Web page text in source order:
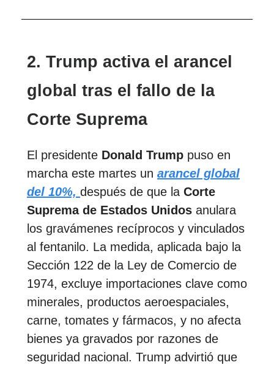
2. Trump activa el arancel
global tras el fallo de la
Corte Suprema
El presidente Donald Trump puso en
marcha este martes un arancel global
del 10%, después de que la Corte
Suprema de Estados Unidos anulara
los gravámenes recíprocos y vinculados
al fentanilo. La medida, aplicada bajo la
Sección 122 de la Ley de Comercio de
1974, excluye importaciones clave como
minerales, productos aeroespaciales,
carne, tomates y fármacos, y no afecta
bienes ya gravados por razones de
seguridad nacional. Trump advirtió que